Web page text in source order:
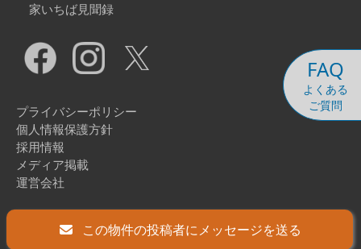
この物件の投稿者にメッセージを送る
FAQ
よくある
ご質問
家いちば見聞録
プライバシーポリシー
個人情報保護方針
採用情報
メディア掲載
運営会社
Copyright © 2026 Ieichiba Co., Ltd. All Rights Reserved.